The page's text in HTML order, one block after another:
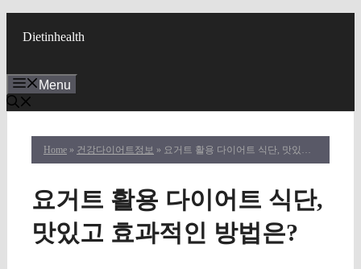
Dietinhealth
Menu
Home » 건강다이어트정보 » 요거트 활용 다이어트 식단, 맛있고 효과적인 방법은?
요거트 활용 다이어트 식단,
맛있고 효과적인 방법은?